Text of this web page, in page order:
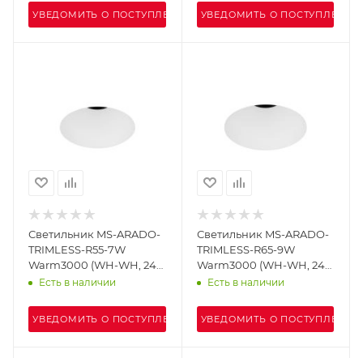
УВЕДОМИТЬ О ПОСТУПЛЕНИИ УВЕДОМИТЬ О ПОСТУПЛЕНИИ
Светильник MS-ARADO-
TRIMLESS-R55-7W
Warm3000 (WH-WH, 24
deg, 230V) (Arlight, IP20
Есть в наличии
УВЕДОМИТЬ О ПОСТУПЛЕНИИ
Светильник MS-ARADO-
TRIMLESS-R65-9W
Warm3000 (WH-WH, 24
deg, 230V) (Arlight, IP20
Есть в наличии
УВЕДОМИТЬ О ПОСТУПЛЕНИИ